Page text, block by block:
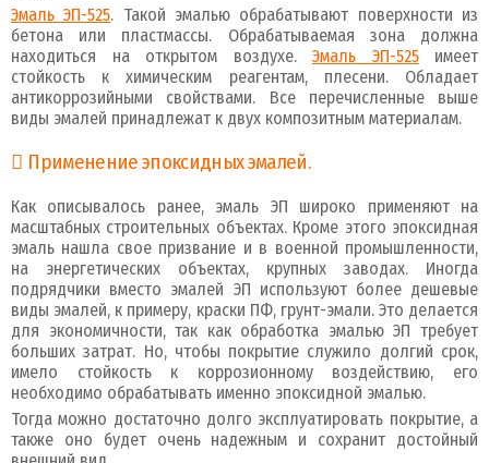
Эмаль ЭП-525. Такой эмалью обрабатывают поверхности из
бетона или пластмассы. Обрабатываемая зона должна
находиться на открытом воздухе. Эмаль ЭП-525имеет
стойкость к химическим реагентам, плесени. Обладает
антикоррозийными свойствами. Все перечисленные выше
виды эмалей принадлежат к двух композитным материалам.
Применение эпоксидных эмалей.
Как описывалось ранее, эмаль ЭП широко применяют на
масштабных строительных объектах. Кроме этого эпоксидная
эмаль нашла свое призвание и в военной промышленности,
на энергетических объектах, крупных заводах. Иногда
подрядчики вместо эмалей ЭП используют более дешевые
виды эмалей, к примеру, краски ПФ, грунт-эмали. Это делается
для экономичности, так как обработка эмалью ЭП требует
больших затрат. Но, чтобы покрытие служило долгий срок,
имело стойкость к коррозионному воздействию, его
необходимо обрабатывать именно эпоксидной эмалью.
Тогда можно достаточно долго эксплуатировать покрытие, а
также оно будет очень надежным и сохранит достойный